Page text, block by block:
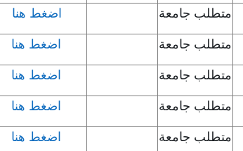
متطلب جامعة اضغط هنا
متطلب جامعة اضغط هنا
متطلب جامعة اضغط هنا
متطلب جامعة اضغط هنا
متطلب جامعة اضغط هنا